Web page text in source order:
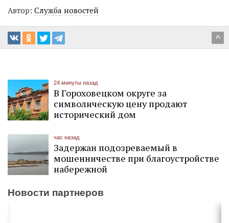
Автор: Служба новостей
^
24 минуты назад
В Гороховецком округе за
символическую цену продают
исторический дом
час назад
Задержан подозреваемый в
мошенничестве при благоустройстве
набережной
Новости партнеров